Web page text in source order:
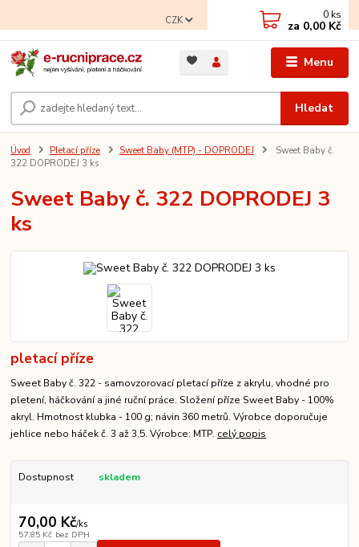
Menu
CZK
Hledat
0 ks
za 0,00 Kč
Úvod Pletací příze Sweet Baby (MTP) - DOPRODEJ
Sweet Baby č.
322 DOPRODEJ 3 ks
Sweet Baby č. 322 DOPRODEJ 3
ks
pletací příze
Sweet Baby č. 322 - samovzorovací pletací příze z akrylu, vhodné pro
pletení, háčkování a jiné ruční práce. Složení příze Sweet Baby - 100%
akryl. Hmotnost klubka - 100 g; návin 360 metrů. Výrobce doporučuje
jehlice nebo háček č. 3 až 3,5. Výrobce: MTP. celý popis
Dostupnost skladem
70,00 Kč/ks
57,85 Kč bez DPH